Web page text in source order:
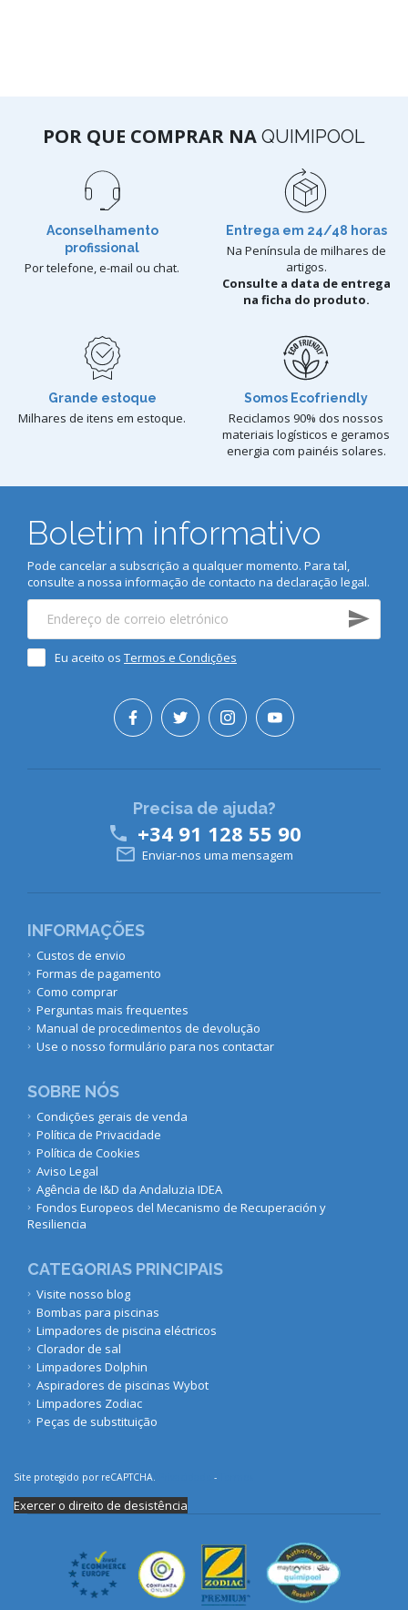
POR QUE COMPRAR NA QUIMIPOOL
Aconselhamento
profissional
Por telefone, e-mail ou chat.
Entrega em 24/48 horas
Na Península de milhares de
artigos.
Consulte a data de entrega
na ficha do produto.
Grande estoque
Milhares de itens em estoque.
Somos Ecofriendly
Reciclamos 90% dos nossos
materiais logísticos e geramos
energia com painéis solares.
Boletim informativo
Pode cancelar a subscrição a qualquer momento. Para tal,
consulte a nossa informação de contacto na declaração legal.
Eu aceito os Termos e Condições
INFORMAÇÕES
Custos de envio
Formas de pagamento
Como comprar
Perguntas mais frequentes
Manual de procedimentos de devolução
Use o nosso formulário para nos contactar
SOBRE NÓS
Condições gerais de venda
Política de Privacidade
Política de Cookies
Aviso Legal
Agência de I&D da Andaluzia IDEA
Fondos Europeos del Mecanismo de Recuperación y
Resiliencia
CATEGORIAS PRINCIPAIS
Visite nosso blog
Bombas para piscinas
Limpadores de piscina eléctricos
Clorador de sal
Limpadores Dolphin
Aspiradores de piscinas Wybot
Limpadores Zodiac
Peças de substituição
Precisa de ajuda?
 +34 91 128 55 90
 Enviar-nos uma mensagem
Site protegido por reCAPTCHA. -
Exercer o direito de desistência